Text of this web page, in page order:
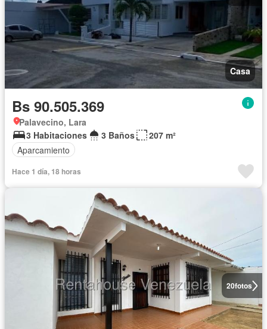
Casa
Bs 90.505.369
Palavecino, Lara
3 Habitaciones
3 Baños
207 m²
Aparcamiento
Hace 1 día, 18 horas
20fotos